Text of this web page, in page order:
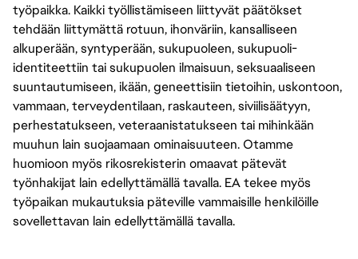
työpaikka. Kaikki työllistämiseen liittyvät päätökset
tehdään liittymättä rotuun, ihonväriin, kansalliseen
alkuperään, syntyperään, sukupuoleen, sukupuoli-
identiteettiin tai sukupuolen ilmaisuun, seksuaaliseen
suuntautumiseen, ikään, geneettisiin tietoihin, uskontoon,
vammaan, terveydentilaan, raskauteen, siviilisäätyyn,
perhestatukseen, veteraanistatukseen tai mihinkään
muuhun lain suojaamaan ominaisuuteen. Otamme
huomioon myös rikosrekisterin omaavat pätevät
työnhakijat lain edellyttämällä tavalla. EA tekee myös
työpaikan mukautuksia päteville vammaisille henkilöille
sovellettavan lain edellyttämällä tavalla.